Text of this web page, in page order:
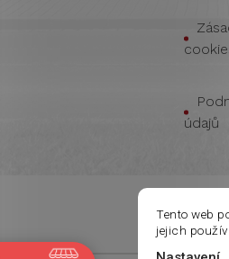
Tento web
jejich
údajů